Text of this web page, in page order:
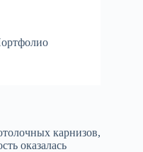
карнизов,
оказалась